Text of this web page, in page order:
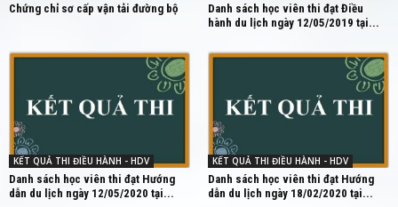
Chứng chỉ sơ cấp vận tải đường bộ
Danh sách học viên thi đạt Điều
hành du lịch ngày 12/05/2019 tại...
KẾT QUẢ THI ĐIỀU HÀNH - HDV
Danh sách học viên thi đạt Hướng
dẫn du lịch ngày 12/05/2020 tại...
KẾT QUẢ THI ĐIỀU HÀNH - HDV
Danh sách học viên thi đạt Hướng
dẫn du lịch ngày 18/02/2020 tại...